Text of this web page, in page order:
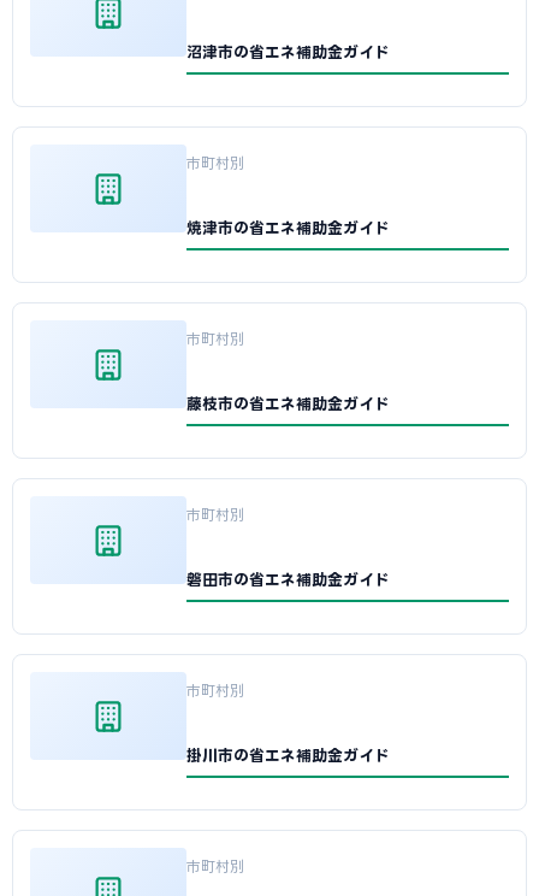
沼津市の省エネ補助金ガイド
市町村別
焼津市の省エネ補助金ガイド
市町村別
藤枝市の省エネ補助金ガイド
市町村別
磐田市の省エネ補助金ガイド
市町村別
掛川市の省エネ補助金ガイド
市町村別